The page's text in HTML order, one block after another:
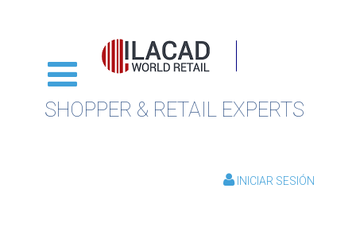
SHOPPER & RETAIL EXPERTS
INICIAR SESIÓN